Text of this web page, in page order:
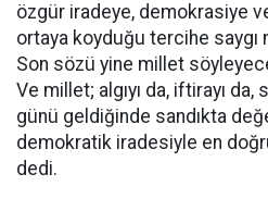
özgür iradeye, demokrasiye
ortaya koyduğu tercihe saygı
Son sözü yine millet
Ve millet; algıyı da, iftirayı
günü geldiğinde sandıkta
demokratik iradesiyle en
dedi.